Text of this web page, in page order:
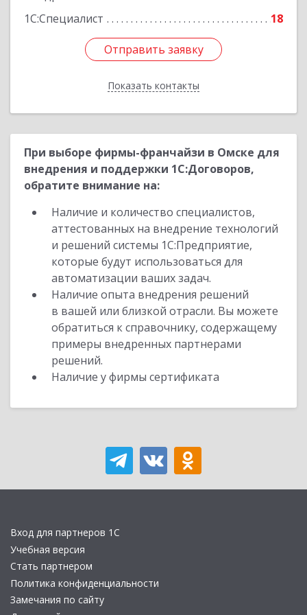
1С:Специалист
18
Отправить заявку
Показать контакты
Отправить заявку
Назад
При выборе фирмы-франчайзи в Омске для
внедрения и поддержки 1С:Договоров,
обратите внимание на:
Наличие и количество специалистов,
аттестованных на внедрение технологий
и решений системы 1С:Предприятие,
которые будут использоваться для
автоматизации ваших задач.
Наличие опыта внедрения решений
в вашей или близкой отрасли. Вы можете
обратиться к справочнику, содержащему
примеры внедренных партнерами
решений.
Наличие у фирмы сертификата
Вход для партнеров 1С
Учебная версия
Стать партнером
Политика конфиденциальности
Замечания по сайту